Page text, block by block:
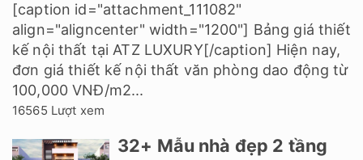
[caption id="attachment_111082"
align="aligncenter" width="1200"] Bảng giá thiết
kế nội thất tại ATZ LUXURY[/caption] Hiện nay,
đơn giá thiết kế nội thất văn phòng dao động từ
100,000 VNĐ/m2...
16565 Lượt xem
32+ Mẫu nhà đẹp 2 tầng